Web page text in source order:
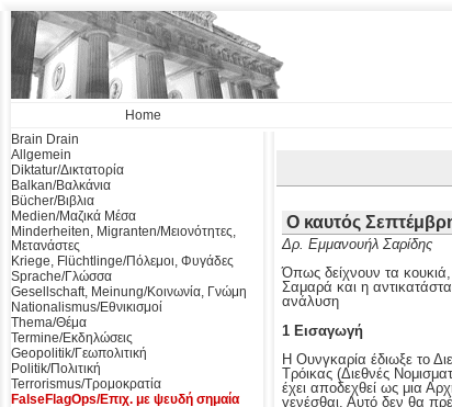
Home
Brain Drain
Allgemein
Diktatur/Δικτατορία
Balkan/Βαλκάνια
Bücher/Βιβλια
Medien/Μαζικά Μέσα
Minderheiten, Migranten/Μειονότητες,
Μετανάστες
Kriege, Flüchtlinge/Πόλεμοι, Φυγάδες
Sprache/Γλώσσα
Gesellschaft, Meinung/Κοινωνία, Γνώμη
Nationalismus/Εθνικισμοί
Thema/Θέμα
Termine/Εκδηλώσεις
Geopolitik/Γεωπολιτική
Politik/Πολιτική
Terrorismus/Τρομοκρατία
FalseFlagOps/Επιχ. με ψευδή σημαία
Ο καυτός
Δρ. Εμμανουήλ Σαρίδης
Όπως δείχνουν τα
Σαμαρά και η
ανάλυση
1 Εισαγωγή
Η Ουνγκαρία έδιωξε το
Τρόικας (Διεθνές
έχει αποδεχθεί ως μια
γενέσθαι. Αυτό δεν θα